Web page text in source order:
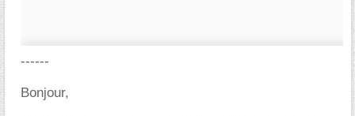
------
Bonjour,